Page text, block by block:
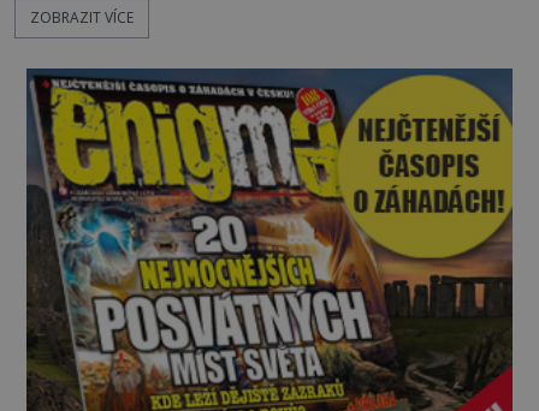
Sovětský svaz. Shoda dat je natolik zarážející, že se
na legendě něco pravdy, nebo jde jen o fascinující
souhru okolností? Když antropolog Michail
Gerasimov (1907-1970) a
ZOBRAZIT VÍCE